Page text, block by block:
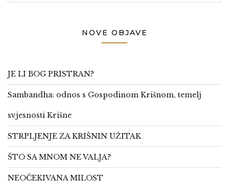
NOVE OBJAVE
JE LI BOG PRISTRAN?
Sambandha: odnos s Gospodinom Krišnom, temelj
svjesnosti Krišne
STRPLJENJE ZA KRIŠNIN UŽITAK
ŠTO SA MNOM NE VALJA?
NEOČEKIVANA MILOST